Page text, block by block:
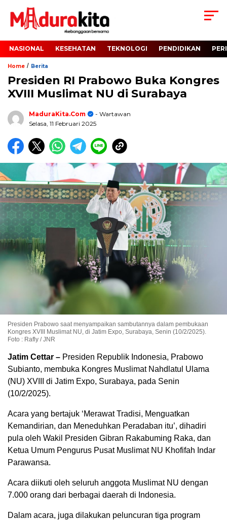
NASIONAL KESEHATAN TEKNOLOGI PENDIDIKAN
Home / Berita
Presiden RI Prabowo Buka Kongres
XVIII Muslimat NU di Surabaya
MaduraKita.com
- Wartawan
Selasa, 11 Februari 2025
Presiden Prabowo saat menyampaikan sambutannya dalam pembukaan
Kongres XVIII Muslimat NU, di Jatim Expo, Surabaya, Senin (10/2/2025).
Foto : Rafly / JNR
Jatim Cettar – Presiden Republik Indonesia, Prabowo
Subianto, membuka Kongres Muslimat Nahdlatul Ulama
(NU) XVIII di Jatim Expo, Surabaya, pada Senin
(10/2/2025).
Acara yang bertajuk ‘Merawat Tradisi, Menguatkan
Kemandirian, dan Meneduhkan Peradaban itu’, dihadiri
pula oleh Wakil Presiden Gibran Rakabuming Raka, dan
Ketua Umum Pengurus Pusat Muslimat NU Khofifah Indar
Parawansa.
Acara diikuti oleh seluruh anggota Muslimat NU dengan
7.000 orang dari berbagai daerah di Indonesia.
Dalam acara, juga dilakukan peluncuran tiga program